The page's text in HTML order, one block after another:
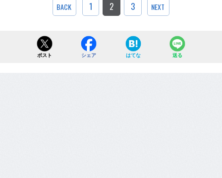
BACK 1 2 3 NEXT
ポスト シェア はてな 送る